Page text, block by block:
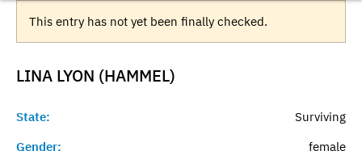
This entry has not yet been finally checked.
LINA LYON (HAMMEL)
State:
Surviving
Gender:
female